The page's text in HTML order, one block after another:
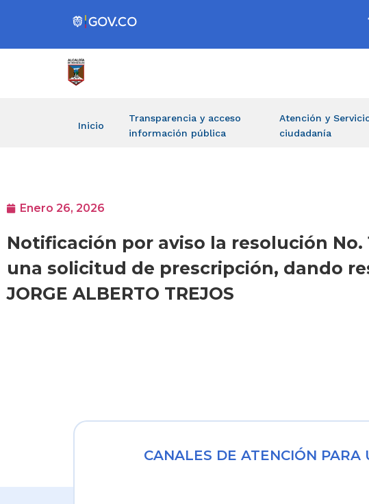
Inicio
Transparencia y acceso
información pública
Atención y
ciudadanía
Enero 26, 2026
Notificación por aviso la resolución No.
una solicitud de prescripción, dando
JORGE ALBERTO TREJOS
CANALES DE ATENCIÓN PARA